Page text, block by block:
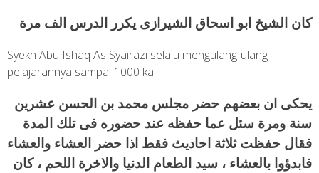
كان الشيخ ابو اسحاق الشيرازى يكرر الدرس الف مرة
Syekh Abu Ishaq As Syairazi selalu mengulang-ulang
pelajarannya sampai 1000 kali
يحكى ان بعضهم حضر مجلس محمد بن الحسن عشرين
سنة ومرة سئل عما حفظه عند حضوره فى تلك المدة
فقال حفظت ثلاثة احاديث فقط اذا حضر العشاء والعشاء
فابدؤوا بالعشاء ، سيد الطعام الدنيا والاخرة اللحم ، كان